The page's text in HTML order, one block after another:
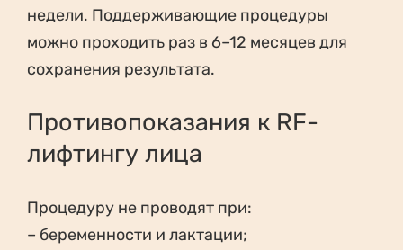
недели. Поддерживающие процедуры
можно проходить раз в 6–12 месяцев для
сохранения результата.
Противопоказания к RF-
лифтингу лица
Процедуру не проводят при:
– беременности и лактации;